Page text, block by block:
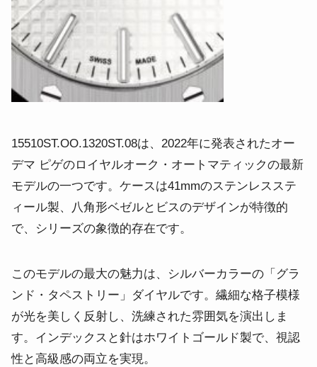
15510ST.OO.1320ST.08は、2022年に発表されたオー
デマ ピゲのロイヤルオーク・オートマティックの最新
モデルの一つです。ケースは41mmのステンレスステ
ィール製、八角形ベゼルとビスのデザインが特徴的
で、シリーズの象徴的存在です。
このモデルの最大の魅力は、シルバーカラーの「グラ
ンド・タペストリー」ダイヤルです。繊細な格子模様
が光を美しく反射し、洗練された雰囲気を演出しま
す。インデックスと針はホワイトゴールド製で、視認
性と高級感の両立を実現。